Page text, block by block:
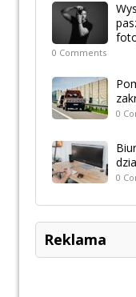
0 Comments
0
0
Reklama